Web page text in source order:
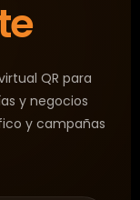
QR para
y negocios
y campañas